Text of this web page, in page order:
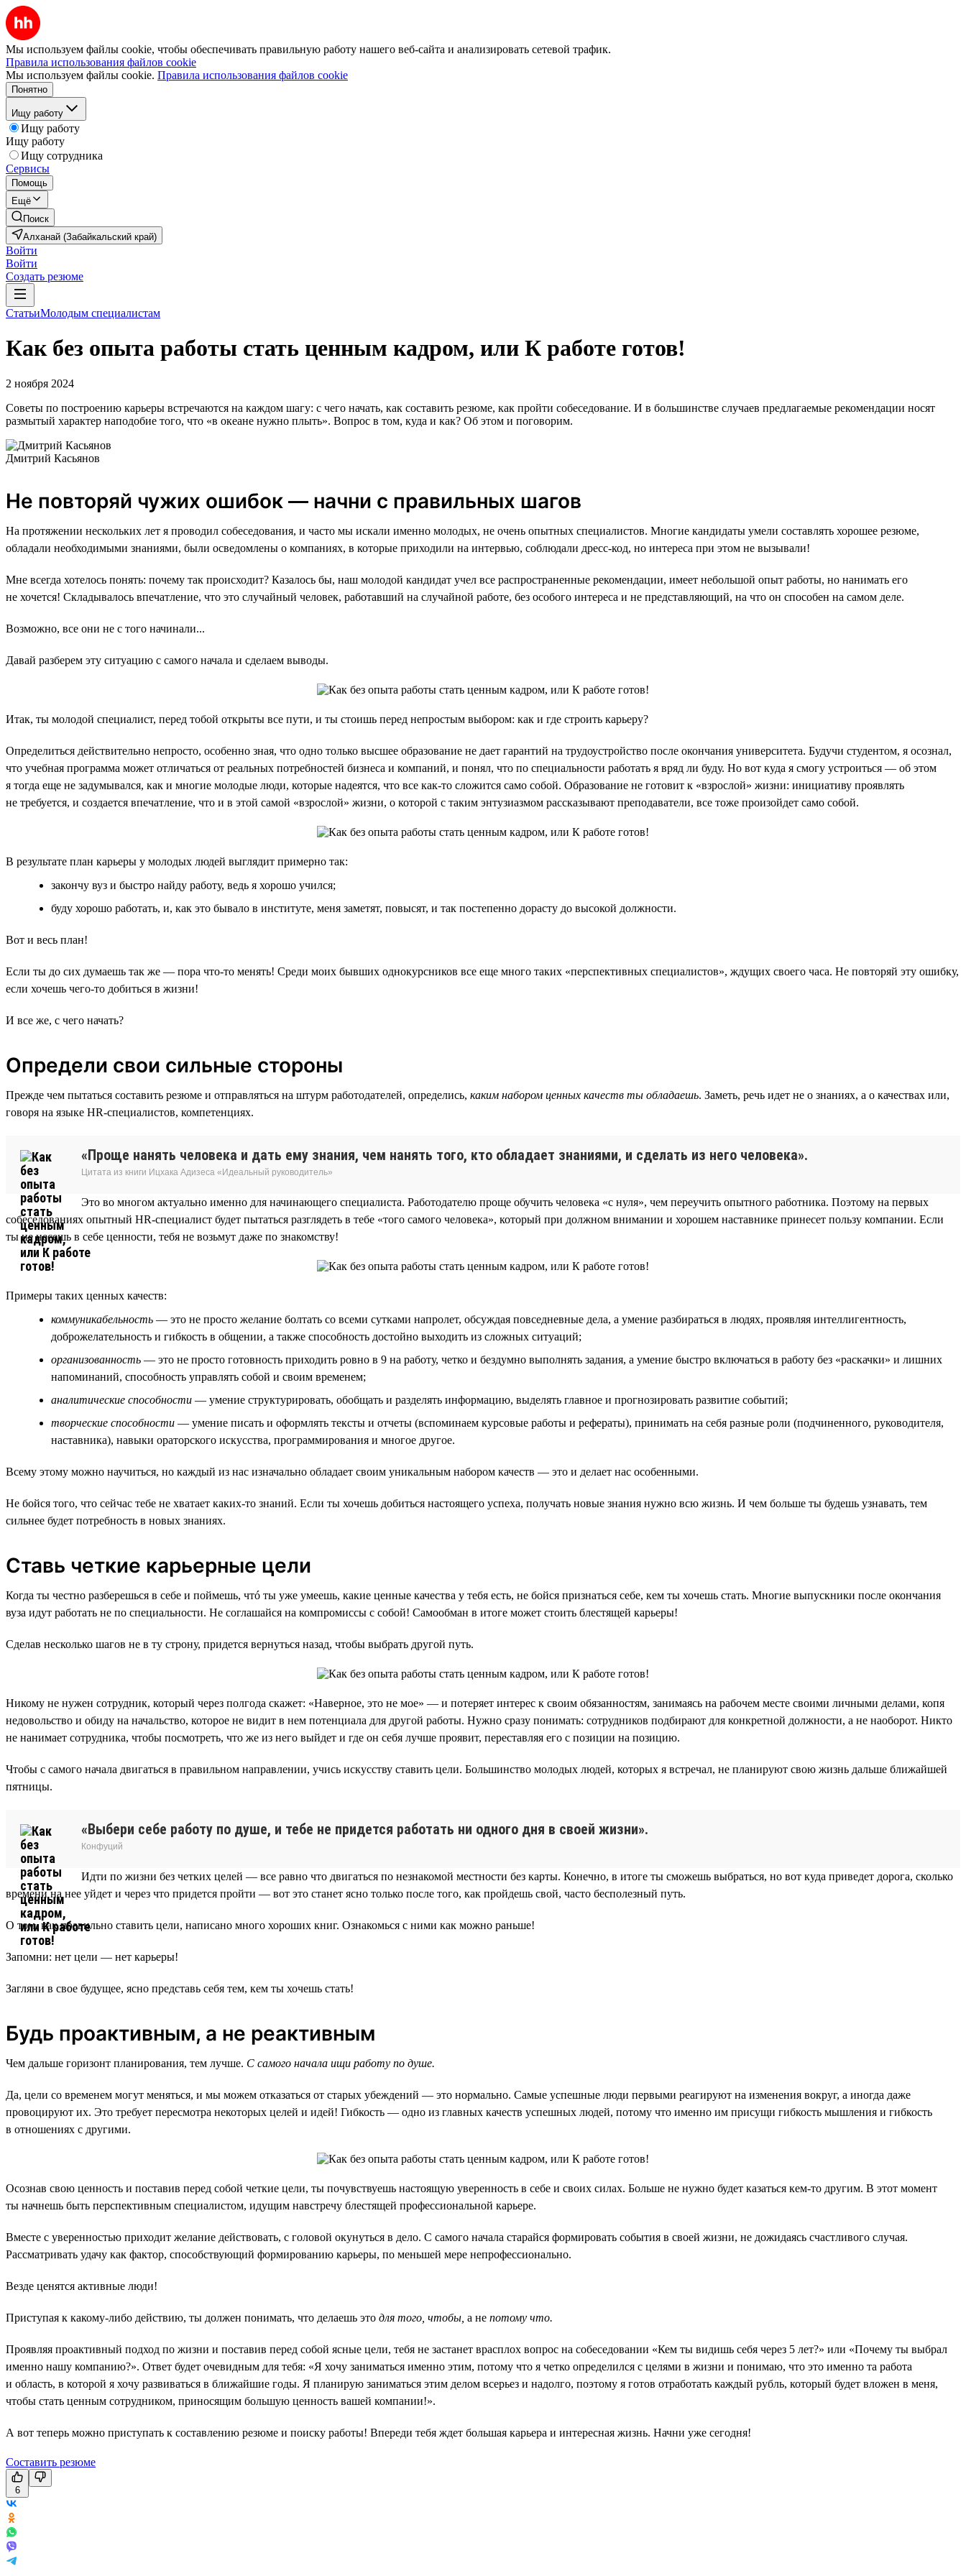
Мы используем файлы cookie, чтобы обеспечивать правильную работу нашего веб-сайта и анализировать сетевой трафик.
Правила использования файлов cookie
Мы используем файлы cookie. Правила использования файлов cookie
Понятно
Ищу работу
Ищу работу
Ищу работу
Ищу сотрудника
Сервисы
Помощь
Ещё
Поиск
Алханай (Забайкальский край)
Войти
Войти
Создать резюме
СтатьиМолодым специалистам
Как без опыта работы стать ценным кадром, или К работе готов!
2 ноября 2024
Советы по построению карьеры встречаются на каждом шагу: с чего начать, как составить резюме, как пройти собеседование. И в большинстве случаев предлагаемые рекомендации носят
размытый характер наподобие того, что «в океане нужно плыть». Вопрос в том, куда и как? Об этом и поговорим.
Дмитрий Касьянов
Не повторяй чужих ошибок — начни с правильных шагов
На протяжении нескольких лет я проводил собеседования, и часто мы искали именно молодых, не очень опытных специалистов. Многие кандидаты умели составлять хорошее резюме,
обладали необходимыми знаниями, были осведомлены о компаниях, в которые приходили на интервью, соблюдали дресс-код, но интереса при этом не вызывали!
Мне всегда хотелось понять: почему так происходит? Казалось бы, наш молодой кандидат учел все распространенные рекомендации, имеет небольшой опыт работы, но нанимать его
не хочется! Складывалось впечатление, что это случайный человек, работавший на случайной работе, без особого интереса и не представляющий, на что он способен на самом деле.
Возможно, все они не с того начинали...
Давай разберем эту ситуацию с самого начала и сделаем выводы.
Итак, ты молодой специалист, перед тобой открыты все пути, и ты стоишь перед непростым выбором: как и где строить карьеру?
Определиться действительно непросто, особенно зная, что одно только высшее образование не дает гарантий на трудоустройство после окончания университета. Будучи студентом, я осознал,
что учебная программа может отличаться от реальных потребностей бизнеса и компаний, и понял, что по специальности работать я вряд ли буду. Но вот куда я смогу устроиться — об этом
я тогда еще не задумывался, как и многие молодые люди, которые надеятся, что все как-то сложится само собой. Образование не готовит к «взрослой» жизни: инициативу проявлять
не требуется, и создается впечатление, что и в этой самой «взрослой» жизни, о которой с таким энтузиазмом рассказывают преподаватели, все тоже произойдет само собой.
В результате план карьеры у молодых людей выглядит примерно так:
закончу вуз и быстро найду работу, ведь я хорошо учился;
буду хорошо работать, и, как это бывало в институте, меня заметят, повысят, и так постепенно дорасту до высокой должности.
Вот и весь план!
Если ты до сих думаешь так же — пора что-то менять! Среди моих бывших однокурсников все еще много таких «перспективных специалистов», ждущих своего часа. Не повторяй эту ошибку,
если хочешь чего-то добиться в жизни!
И все же, с чего начать?
Определи свои сильные стороны
Прежде чем пытаться составить резюме и отправляться на штурм работодателей, определись, каким набором ценных качеств ты обладаешь. Заметь, речь идет не о знаниях, а о качествах или,
говоря на языке HR-специалистов, компетенциях.
«Проще нанять человека и дать ему знания, чем нанять того, кто обладает знаниями, и сделать из него человека».
Цитата из книги Ицхака Адизеса «Идеальный руководитель»
Это во многом актуально именно для начинающего специалиста. Работодателю проще обучить человека «с нуля», чем переучить опытного работника. Поэтому на первых
собеседованиях опытный HR-специалист будет пытаться разглядеть в тебе «того самого человека», который при должном внимании и хорошем наставнике принесет пользу компании. Если
ты не несешь в себе ценности, тебя не возьмут даже по знакомству!
Примеры таких ценных качеств:
коммуникабельность — это не просто желание болтать со всеми сутками напролет, обсуждая повседневные дела, а умение разбираться в людях, проявляя интеллигентность,
доброжелательность и гибкость в общении, а также способность достойно выходить из сложных ситуаций;
организованность — это не просто готовность приходить ровно в 9 на работу, четко и бездумно выполнять задания, а умение быстро включаться в работу без «раскачки» и лишних
напоминаний, способность управлять собой и своим временем;
аналитические способности — умение структурировать, обобщать и разделять информацию, выделять главное и прогнозировать развитие событий;
творческие способности — умение писать и оформлять тексты и отчеты (вспоминаем курсовые работы и рефераты), принимать на себя разные роли (подчиненного, руководителя,
наставника), навыки ораторского искусства, программирования и многое другое.
Всему этому можно научиться, но каждый из нас изначально обладает своим уникальным набором качеств — это и делает нас особенными.
Не бойся того, что сейчас тебе не хватает каких-то знаний. Если ты хочешь добиться настоящего успеха, получать новые знания нужно всю жизнь. И чем больше ты будешь узнавать, тем
сильнее будет потребность в новых знаниях.
Ставь четкие карьерные цели
Когда ты честно разберешься в себе и поймешь, чтó ты уже умеешь, какие ценные качества у тебя есть, не бойся признаться себе, кем ты хочешь стать. Многие выпускники после окончания
вуза идут работать не по специальности. Не соглашайся на компромиссы с собой! Самообман в итоге может стоить блестящей карьеры!
Сделав несколько шагов не в ту строну, придется вернуться назад, чтобы выбрать другой путь.
Никому не нужен сотрудник, который через полгода скажет: «Наверное, это не мое» — и потеряет интерес к своим обязанностям, занимаясь на рабочем месте своими личными делами, копя
недовольство и обиду на начальство, которое не видит в нем потенциала для другой работы. Нужно сразу понимать: сотрудников подбирают для конкретной должности, а не наоборот. Никто
не нанимает сотрудника, чтобы посмотреть, что же из него выйдет и где он себя лучше проявит, переставляя его с позиции на позицию.
Чтобы с самого начала двигаться в правильном направлении, учись искусству ставить цели. Большинство молодых людей, которых я встречал, не планируют свою жизнь дальше ближайшей
пятницы.
«Выбери себе работу по душе, и тебе не придется работать ни одного дня в своей жизни».
Конфуций
Идти по жизни без четких целей — все равно что двигаться по незнакомой местности без карты. Конечно, в итоге ты сможешь выбраться, но вот куда приведет дорога, сколько
времени на нее уйдет и через что придется пройти — вот это станет ясно только после того, как пройдешь свой, часто бесполезный путь.
О том, как правильно ставить цели, написано много хороших книг. Ознакомься с ними как можно раньше!
Запомни: нет цели — нет карьеры!
Загляни в свое будущее, ясно представь себя тем, кем ты хочешь стать!
Будь проактивным, а не реактивным
Чем дальше горизонт планирования, тем лучше. С самого начала ищи работу по душе.
Да, цели со временем могут меняться, и мы можем отказаться от старых убеждений — это нормально. Самые успешные люди первыми реагируют на изменения вокруг, а иногда даже
провоцируют их. Это требует пересмотра некоторых целей и идей! Гибкость — одно из главных качеств успешных людей, потому что именно им присущи гибкость мышления и гибкость
в отношениях с другими.
Осознав свою ценность и поставив перед собой четкие цели, ты почувствуешь настоящую уверенность в себе и своих силах. Больше не нужно будет казаться кем-то другим. В этот момент
ты начнешь быть перспективным специалистом, идущим навстречу блестящей профессиональной карьере.
Вместе с уверенностью приходит желание действовать, с головой окунуться в дело. С самого начала старайся формировать события в своей жизни, не дожидаясь счастливого случая.
Рассматривать удачу как фактор, способствующий формированию карьеры, по меньшей мере непрофессионально.
Везде ценятся активные люди!
Приступая к какому-либо действию, ты должен понимать, что делаешь это для того, чтобы, а не потому что.
Проявляя проактивный подход по жизни и поставив перед собой ясные цели, тебя не застанет врасплох вопрос на собеседовании «Кем ты видишь себя через 5 лет?» или «Почему ты выбрал
именно нашу компанию?». Ответ будет очевидным для тебя: «Я хочу заниматься именно этим, потому что я четко определился с целями в жизни и понимаю, что это именно та работа
и область, в которой я хочу развиваться в ближайшие годы. Я планирую заниматься этим делом всерьез и надолго, поэтому я готов отработать каждый рубль, который будет вложен в меня,
чтобы стать ценным сотрудником, приносящим большую ценность вашей компании!».
А вот теперь можно приступать к составлению резюме и поиску работы! Впереди тебя ждет большая карьера и интересная жизнь. Начни уже сегодня!
Составить резюме
6